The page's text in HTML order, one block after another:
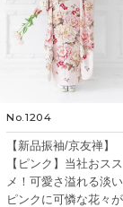
No.1204
【新品振袖/京友禅】
【ピンク】当社おスス
メ！可愛さ溢れる淡い
ピンクに可憐な花々が